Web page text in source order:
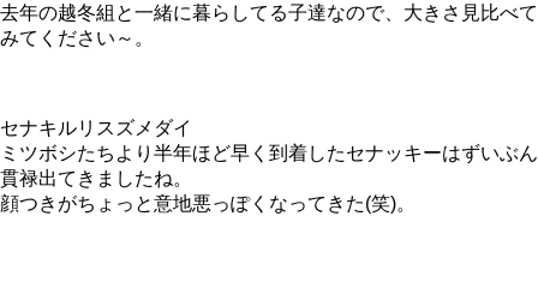
去年の越冬組と一緒に暮らしてる子達なので、大きさ見比べて
みてください～。
セナキルリスズメダイ
ミツボシたちより半年ほど早く到着したセナッキーはずいぶん
貫禄出てきましたね。
顔つきがちょっと意地悪っぽくなってきた(笑)。